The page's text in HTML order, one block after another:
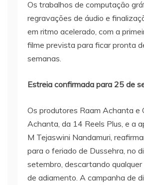
Os trabalhos de computação
regravações de áudio e
em ritmo acelerado, com a
filme prevista para ficar pronta
semanas.
Estreia confirmada para 25 de
Os produtores Raam Achanta e
Achanta, da 14 Reels Plus, e a
M Tejaswini Nandamuri,
para o feriado de Dussehra, no
setembro, descartando qualquer
de adiamento. A campanha de